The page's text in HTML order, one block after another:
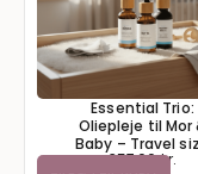
Essential Trio:
Oliepleje til Mor
Baby – Travel
357,00kr.